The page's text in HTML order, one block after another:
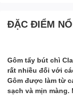
ĐẶC ĐIỂM
Gôm tẩy bút chì
rất nhiều đối với
Gôm được làm từ
sạch và mịn